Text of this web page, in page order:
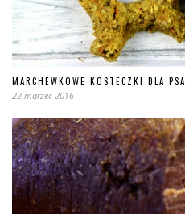
MARCHEWKOWE KOSTECZKI DLA PSA
22 marzec 2016